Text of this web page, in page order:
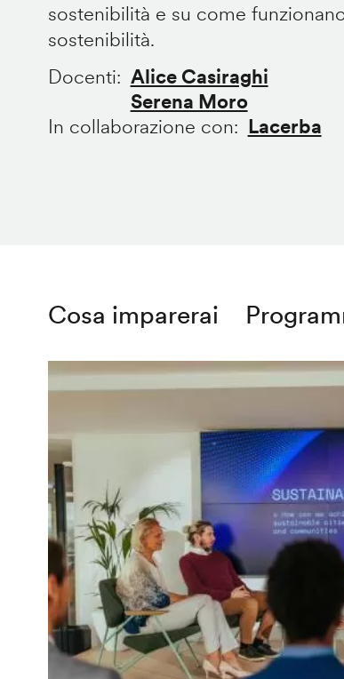
sostenibilità e su come
sostenibilità.
Docenti
Alice Casiraghi
Serena Moro
In collaborazione con
Lacerba
Cosa imparerai